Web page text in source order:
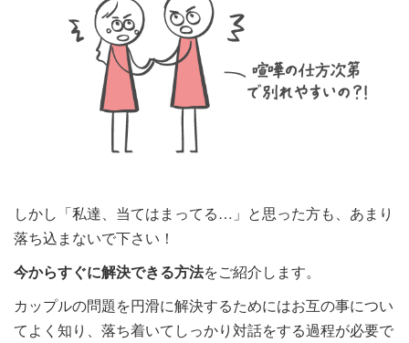
しかし「私達、当てはまってる…」と思った方も、あまり
落ち込まないで下さい！
今からすぐに解決できる方法をご紹介します。
カップルの問題を円滑に解決するためにはお互の事につい
てよく知り、落ち着いてしっかり対話をする過程が必要で